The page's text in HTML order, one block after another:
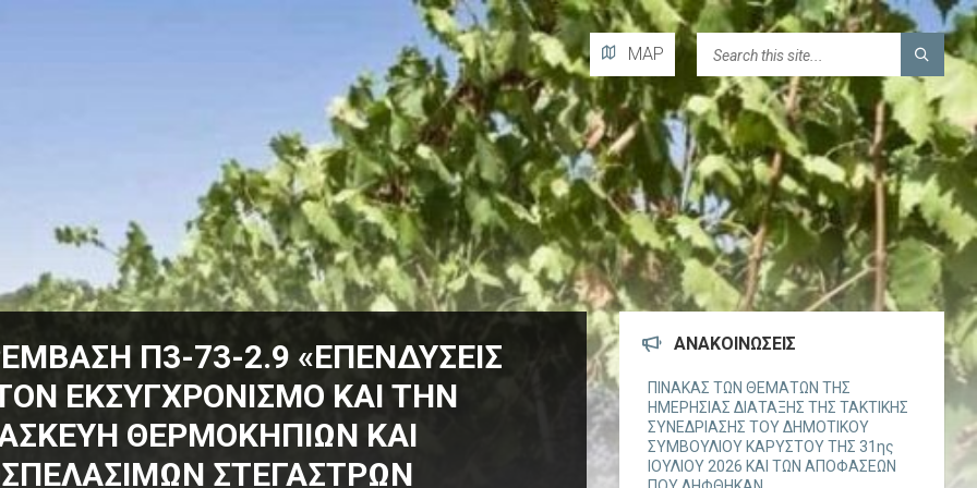
H
M
L
MAP
Π3-73-2.9 «ΕΠΕΝΔΥΣΕΙΣ
ΕΚΣΥΓΧΡΟΝΙΣΜΟ ΚΑΙ ΤΗΝ
ΘΕΡΜΟΚΗΠΙΩΝ ΚΑΙ
ΣΤΕΓΑΣΤΡΩΝ
ΑΝΑΚΟΙΝΏΣΕΙΣ
ΠΙΝΑΚΑΣ ΤΩΝ ΘΕΜΑΤΩΝ ΤΗΣ
ΗΜΕΡΗΣΙΑΣ ΔΙΑΤΑΞΗΣ ΤΗΣ ΤΑΚΤΙΚΗΣ
ΣΥΝΕΔΡΙΑΣΗΣ ΤΟΥ ΔΗΜΟΤΙΚΟΥ
ΣΥΜΒΟΥΛΙΟΥ ΚΑΡΥΣΤΟΥ ΤΗΣ 31ης
ΙΟΥΛΙΟΥ 2026 ΚΑΙ ΤΩΝ ΑΠΟΦΑΣΕΩΝ